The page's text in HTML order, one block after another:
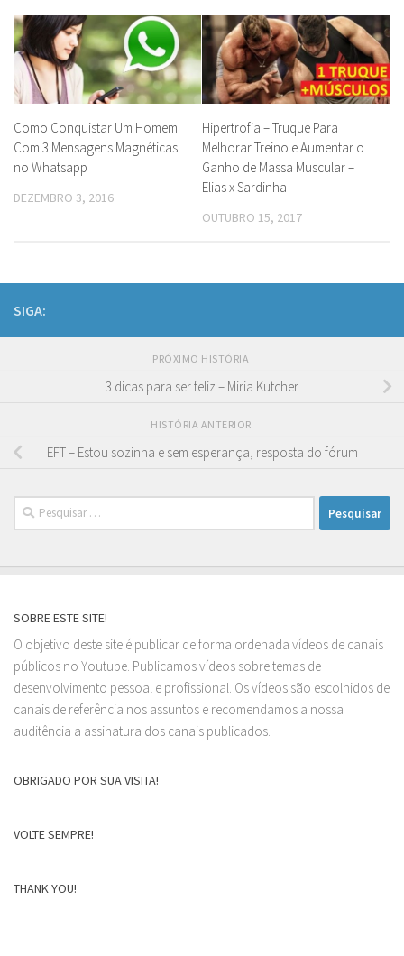
Como Conquistar Um Homem
Com 3 Mensagens Magnéticas
no Whatsapp
DEZEMBRO 3, 2016
Hipertrofia – Truque Para
Melhorar Treino e Aumentar o
Ganho de Massa Muscular –
Elias x Sardinha
OUTUBRO 15, 2017
SIGA:
PRÓXIMO HISTÓRIA
3 dicas para ser feliz – Miria Kutcher
HISTÓRIA ANTERIOR
EFT – Estou sozinha e sem esperança, resposta do fórum
Pesquisar
por:
SOBRE ESTE SITE!
O objetivo deste site é publicar de forma ordenada vídeos de canais
públicos no Youtube. Publicamos vídeos sobre temas de
desenvolvimento pessoal e profissional. Os vídeos são escolhidos de
canais de referência nos assuntos e recomendamos a nossa
auditência a assinatura dos canais publicados.
OBRIGADO POR SUA VISITA!
VOLTE SEMPRE!
THANK YOU!